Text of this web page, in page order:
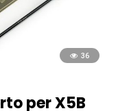
36
per X5B